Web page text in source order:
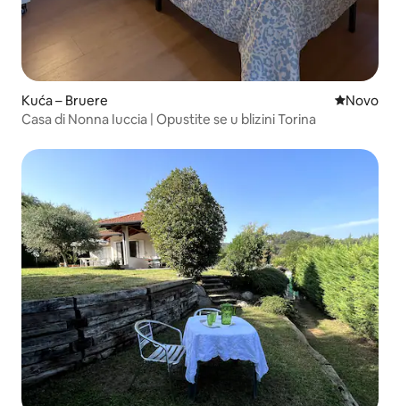
Kuća – Bruere Novi
Novo
Casa di Nonna Iuccia | Opustite se u blizini Torina